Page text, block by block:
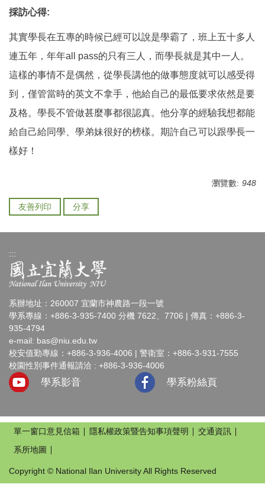
採訪心得:
其實學長在五專的時候已經可以說是學霸了，班上五十多人
連五年，年年all pass的只有三人，而學長就是其中一人。
這樣的事情不是偶然，從學長講他的做事態度就可以感受得
到，僅管當時的英文不拿手，他給自己的最低要求依然是要
及格。學長不管做甚麼事都很認真。他分享的經驗我想都能
給自己給同學、學弟妹很好的榜樣。期許自己可以跟學長一
樣好！
瀏覽數: 948
友善列印 分享
:::
系辦地址：260007 宜蘭市神農路一段一號
學系專線：+886-3-935-7400 分機 7622、7706 | 傳真：+886-3-
935-4794
e-mail: bas@niu.edu.tw
校安值勤專線：+886-3-936-4006 | 警衛室：+886-3-931-7555
校園性別事件通報請洽 : +886-3-936-4006
學系影音 學系粉絲頁
單一窗口意見信箱 隱私權政策暨告知事項聲明
交通資訊
系所地圖
Copyright © National Ilan University All Rights Reserved